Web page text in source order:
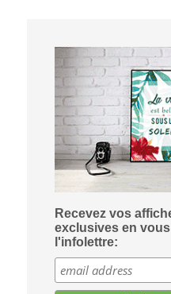
Recevez vos
exclusives en
l'infolettre: